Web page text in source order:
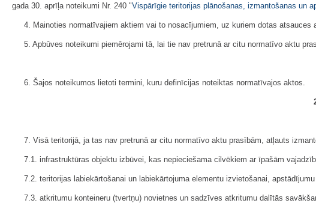
gada 30. aprīļa noteikumi Nr. 240 "Vispārīgie teritorijas plānošanas, izmantošanas un
4. Mainoties normatīvajiem aktiem vai to nosacījumiem, uz kuriem dotas
5. Apbūves noteikumi piemērojami tā, lai tie nav pretrunā ar citu normatīvo aktu
6. Šajos noteikumos lietoti termini, kuru definīcijas noteiktas normatīvajos aktos.
7. Visā teritorijā, ja tas nav pretrunā ar citu normatīvo aktu prasībām, atļauts
7.1. infrastruktūras objektu izbūvei, kas nepieciešama cilvēkiem ar īpašām
7.2. teritorijas labiekārtošanai un labiekārtojuma elementu izvietošanai,
7.3. atkritumu konteineru (tvertņu) novietnes un sadzīves atkritumu dalītās